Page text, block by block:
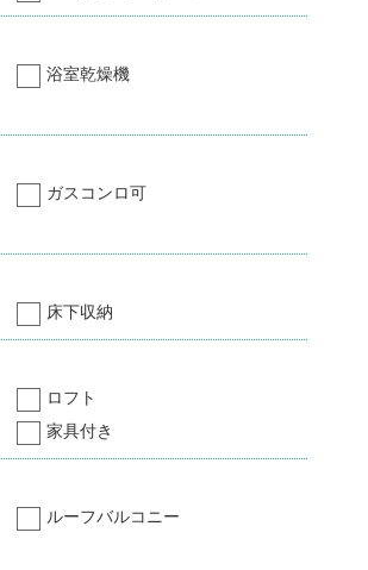
浴室乾燥機
ガスコンロ可
床下収納
ロフト
家具付き
ルーフバルコニー